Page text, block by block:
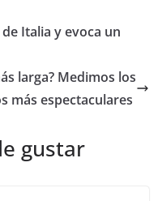
Italia y evoca un
larga? Medimos los
más espectaculares
gustar